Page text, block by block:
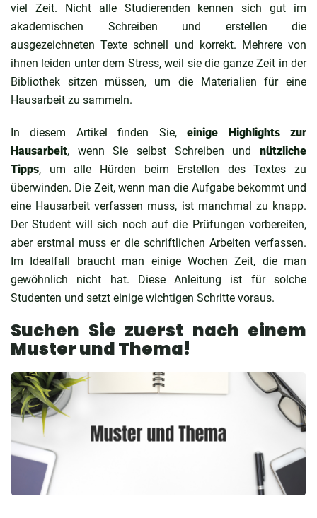
viel Zeit. Nicht alle Studierenden kennen sich gut im
akademischen Schreiben und erstellen die
ausgezeichneten Texte schnell und korrekt. Mehrere von
ihnen leiden unter dem Stress, weil sie die ganze Zeit in der
Bibliothek sitzen müssen, um die Materialien für eine
Hausarbeit zu sammeln.
In diesem Artikel finden Sie,einige Highlights zur
Hausarbeit, wenn Sie selbst Schreiben und nützliche
Tipps, um alle Hürden beim Erstellen des Textes zu
überwinden. Die Zeit, wenn man die Aufgabe bekommt und
eine Hausarbeit verfassen muss, ist manchmal zu knapp.
Der Student will sich noch auf die Prüfungen vorbereiten,
aber erstmal muss er die schriftlichen Arbeiten verfassen.
Im Idealfall braucht man einige Wochen Zeit, die man
gewöhnlich nicht hat. Diese Anleitung ist für solche
Studenten und setzt einige wichtigen Schritte voraus.
Suchen Sie zuerst nach einem
Muster und Thema!